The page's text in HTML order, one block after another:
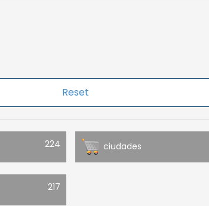
224 ciudades
217